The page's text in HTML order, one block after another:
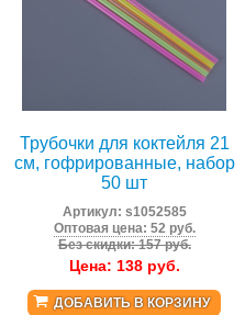
Трубочки для коктейля 21
см, гофрированные, набор
50 шт
Артикул: s1052585
Оптовая цена: 52 руб.
Без скидки: 157 руб.
Цена: 138руб.
ДОБАВИТЬ В КОРЗИНУ